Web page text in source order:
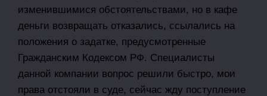
изменившимися обстоятельствами, но в кафе
деньги возвращать отказались, ссылались на
положения о задатке, предусмотренные
Гражданским Кодексом РФ. Специалисты
данной компании вопрос решили быстро, мои
права отстояли в суде, сейчас жду поступление